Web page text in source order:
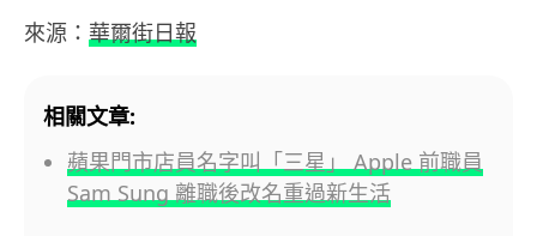
來源： 華爾街日報
相關文章:
蘋果門市店員名字叫「三星」 Apple 前職員
Sam Sung 離職後改名重過新生活